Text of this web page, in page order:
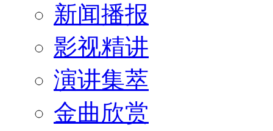
新闻播报
影视精讲
演讲集萃
金曲欣赏